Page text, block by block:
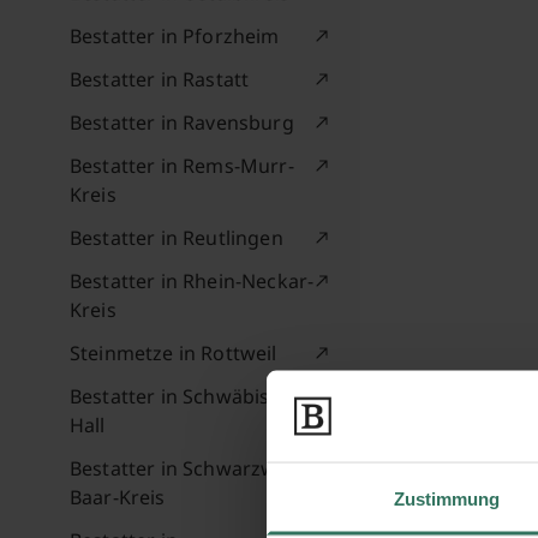
Zustimmung
Bestatter in Pforzheim
Bestatter in Rastatt
Bestatter in Ravensburg
Bestatter in Rems-Murr-
Kreis
Bestatter in Reutlingen
Bestatter in Rhein-Neckar-
Kreis
Steinmetze in Rottweil
Bestatter in Schwäbisch
Hall
Bestatter in Schwarzwald-
Baar-Kreis